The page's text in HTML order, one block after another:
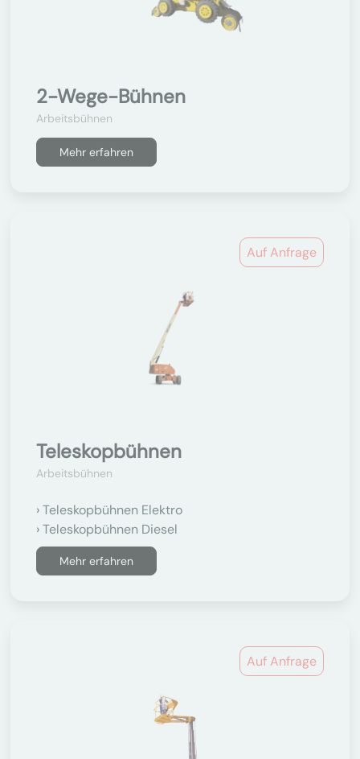
2-Wege-Bühnen
Arbeitsbühnen
Mehr erfahren
Auf Anfrage
Teleskopbühnen
Arbeitsbühnen
Teleskopbühnen Elektro
Teleskopbühnen Diesel
Mehr erfahren
Auf Anfrage